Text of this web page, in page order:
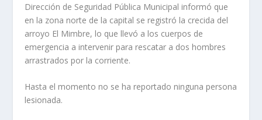
Dirección de Seguridad Pública Municipal informó que
en la zona norte de la capital se registró la crecida del
arroyo El Mimbre, lo que llevó a los cuerpos de
emergencia a intervenir para rescatar a dos hombres
arrastrados por la corriente.
Hasta el momento no se ha reportado ninguna persona
lesionada.